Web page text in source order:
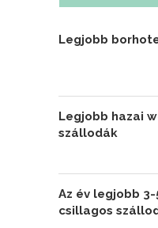
Legjobb
Legjobb hazai
szállodák
Az év legjobb 3-
csillagos